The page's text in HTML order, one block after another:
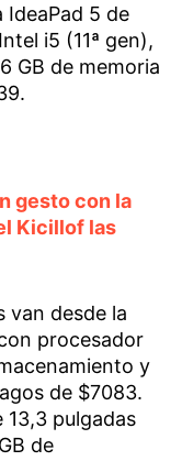
IdeaPad 5 de
i5 (11ª gen),
GB de memoria
gesto con la
Kicillof las
van desde la
procesador
y
de $7083.
13,3 pulgadas
de